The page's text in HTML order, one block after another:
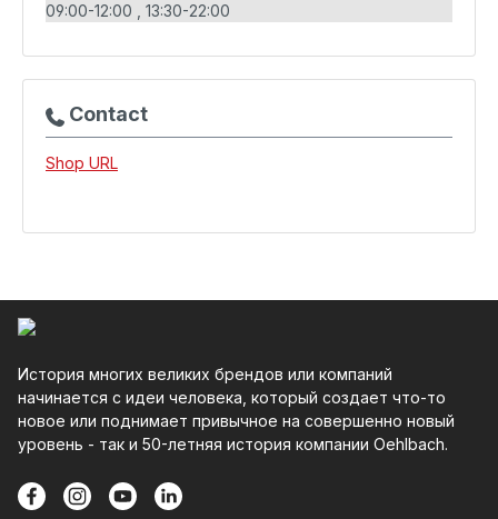
09:00-12:00
13:30-22:00
Contact
Shop URL
История многих великих брендов или компаний
начинается с идеи человека, который создает что-то
новое или поднимает привычное на совершенно новый
уровень - так и 50-летняя история компании Oehlbach.